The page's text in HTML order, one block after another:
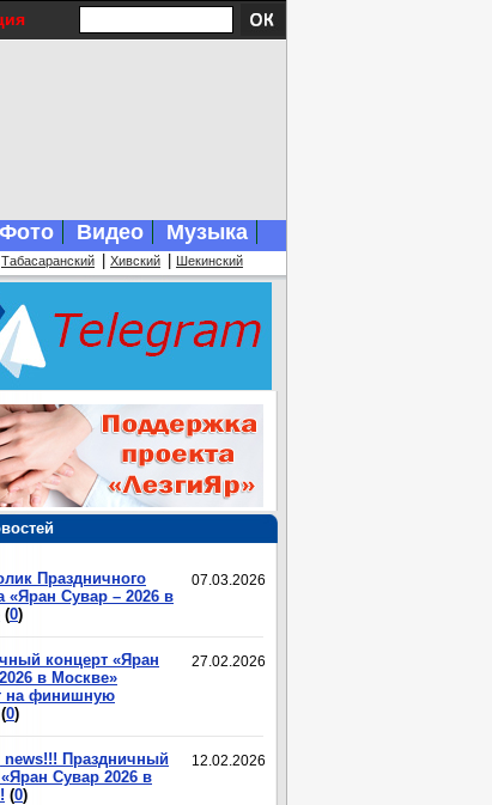
Фото Видео Музыка
Табасаранский Хивский Шекинский
07.03.2026
Праздничного
«Яран Сувар – 2026 в
(0)
27.02.2026
концерт «Яран
в Москве»
на финишную
(0)
12.02.2026
news!!! Праздничный
Сувар 2026 в
(0)